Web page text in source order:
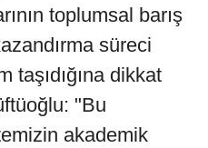
toplumsal barış
süreci
taşıdığına dikkat
"Bu
akademik